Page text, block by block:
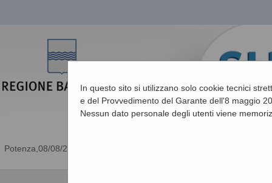
08/08/2026 10:55
In questo sito si utilizzano solo cookie tecnici
e del Provvedimento del Garante dell'8 maggio
Nessun dato personale degli utenti viene